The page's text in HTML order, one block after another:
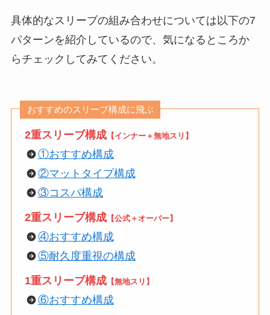
具体的なスリーブの組み合わせについては以下の7
パターンを紹介しているので、気になるところか
らチェックしてみてください。
おすすめのスリーブ構成に飛ぶ
2重スリーブ構成 【インナー＋無地スリ】
①おすすめ構成
②マットタイプ構成
③コスパ構成
2重スリーブ構成 【公式＋オーバー】
④おすすめ構成
⑤耐久度重視の構成
1重スリーブ構成 【無地スリ】
⑥おすすめ構成